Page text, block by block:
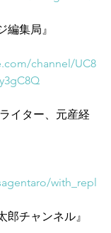
集局』
channel/UC8
イター、元産経
with_repl
チャンネル』